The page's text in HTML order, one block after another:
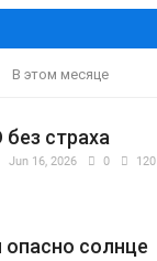
В этом месяце
страха
Jun 16, 2026 0 120
опасно солнце